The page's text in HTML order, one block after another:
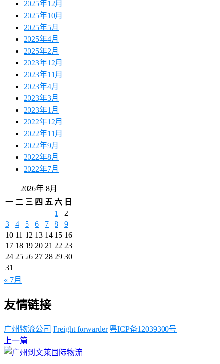
2025年12月
2025年10月
2025年5月
2025年4月
2025年2月
2023年12月
2023年11月
2023年4月
2023年3月
2023年1月
2022年12月
2022年11月
2022年9月
2022年8月
2022年7月
2026年 8月
一 二 三 四 五 六 日
1
2
3
4 5 6 7 8
9
10 11 12 13 14 15 16
17 18 19 20 21 22 23
24 25 26 27 28 29 30
31
« 7月
友情链接
广州物流公司 Freight forwarder 粤ICP备12039300号
上一篇